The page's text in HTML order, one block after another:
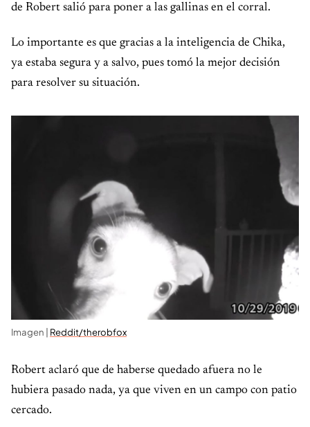
de Robert salió para poner a las gallinas en el corral.
Lo importante es que gracias a la inteligencia de Chika,
ya estaba segura y a salvo, pues tomó la mejor decisión
para resolver su situación.
Imagen | Reddit/therobfox
Robert aclaró que de haberse quedado afuera no le
hubiera pasado nada, ya que viven en un campo con patio
cercado.